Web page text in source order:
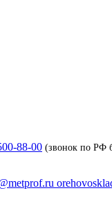
88-00 (звонок по РФ